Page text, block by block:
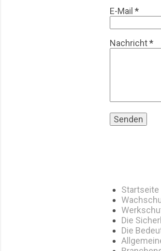
E-Mail *
Nachricht*
Startseite
Die
Die